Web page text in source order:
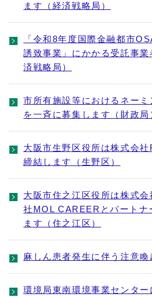
ます（経済戦略局）
「令和8年度国際金融都市
誘致事業」にかかる受託事
済戦略局）
市所有施設等におけるネー
を一斉に募集します（財政局
大阪市生野区役所は株式会
締結します（生野区）
大阪市住之江区役所は株式
社MOL CAREERとパートナ
ます（住之江区）
麻しん患者発生に伴う注意喚
環境局東南環境事業センター